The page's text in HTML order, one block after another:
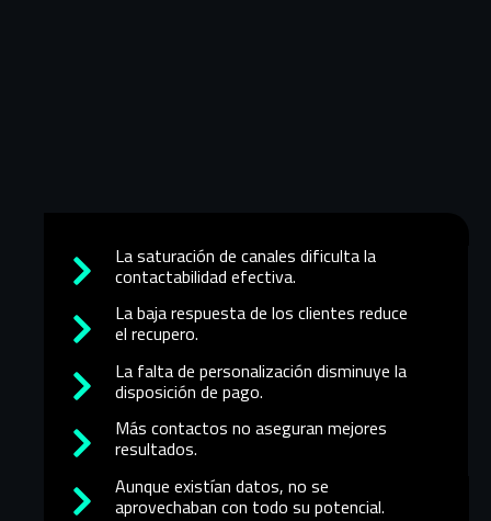
La saturación de canales dificulta la
contactabilidad efectiva.
La baja respuesta de los clientes reduce
el recupero.
La falta de personalización disminuye la
disposición de pago.
Más contactos no aseguran mejores
resultados.
Aunque existían datos, no se
aprovechaban con todo su potencial.